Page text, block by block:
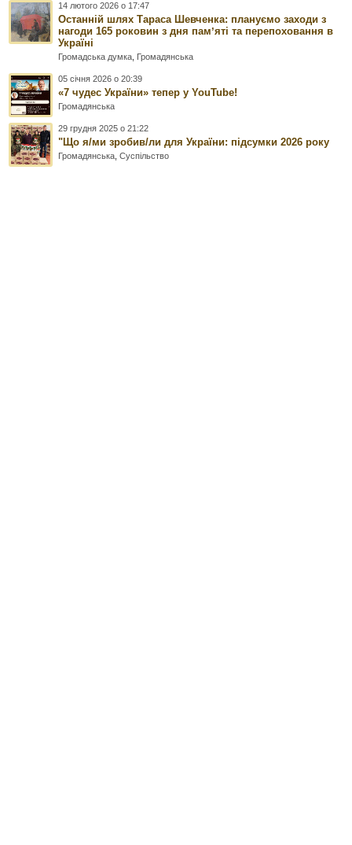
14 лютого 2026 о 17:47
Останній шлях Тараса Шевченка: плануємо заходи з
нагоди 165 роковин з дня памʼяті та перепоховання в
Україні
Громадська думка Громадянська
05 січня 2026 о 20:39
«7 чудес України» тепер у YouTube!
Громадянська
29 грудня 2025 о 21:22
"Що я/ми зробив/ли для України: підсумки 2026 року
Громадянська ,Суспільство